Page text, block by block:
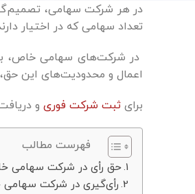
در هر شرکت سهامی،
تعداد سهامی که در اختیار
در شرکت‌های سهامی خاص،
اعمال و محدودیت‌های این
برایثبت شرکت فوری و
فهرست مطالب
حق رأی در شرکت سهامی
رأی‌گیری در شرکت